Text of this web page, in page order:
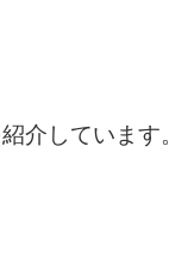
介しています